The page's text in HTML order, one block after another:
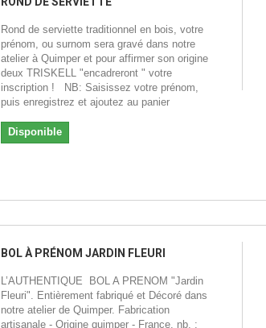
Rond de serviette traditionnel en bois, votre
prénom, ou surnom sera gravé dans notre
atelier à Quimper et pour affirmer son origine
deux TRISKELL "encadreront " votre
inscription ! NB: Saisissez votre prénom,
puis enregistrez et ajoutez au panier
Disponible
BOL À PRÉNOM JARDIN FLEURI
L’AUTHENTIQUE BOL A PRENOM "Jardin
Fleuri". Entièrement fabriqué et Décoré dans
notre atelier de Quimper. Fabrication
artisanale - Origine quimper - France. nb. :